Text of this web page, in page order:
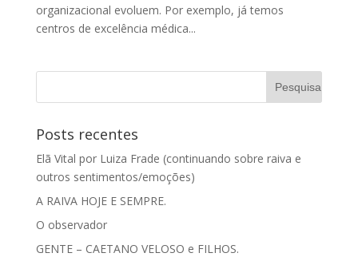
organizacional evoluem. Por exemplo, já temos
centros de excelência médica...
Posts recentes
Elã Vital por Luiza Frade (continuando sobre raiva e
outros sentimentos/emoções)
A RAIVA HOJE E SEMPRE.
O observador
GENTE – CAETANO VELOSO e FILHOS.